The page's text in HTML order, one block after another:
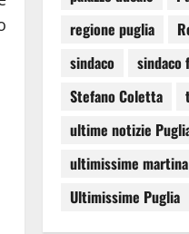
regione puglia
sindaco
sindaco
Stefano Coletta
ultime notizie
ultimissime
Ultimissime Puglia